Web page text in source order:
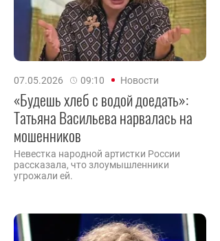
07.05.2026 09:10 Новости
«Будешь хлеб с водой доедать»:
Татьяна Васильева нарвалась на
мошенников
Невестка народной артистки России
рассказала, что злоумышленники
угрожали ей.